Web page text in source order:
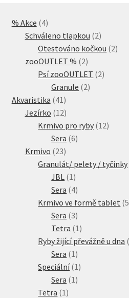
% Akce 44
produkty
Schváleno tlapkou 22
produkty
Otestováno kočkou 22
zooOUTLET % 22
produkty
Psí zooOUTLET 22
Granule 22
Akvaristika 41 41
produktů
Jezírko 1212
produktů
Krmivo pro ryby 1212
Sera 66
Krmivo 2323
produktů
Granulát/ pelety / tyčinky
JBL 1 1
produkt
Sera 44
produkty
Krmivo ve formě tablet 5
Sera 33
produkty
Tetra 1 1
produkt
Ryby žijící převážně u dna
Sera 1 1
produkt
Speciální 1 1
Sera 1 1
Tetra 1 1